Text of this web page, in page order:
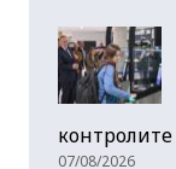
контролите
07/08/2026